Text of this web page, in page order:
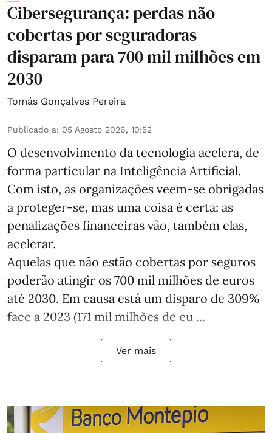
Cibersegurança: perdas não
cobertas por seguradoras
disparam para 700 mil milhões em
2030
Tomás Gonçalves Pereira
Publicado a: 05 Agosto 2026, 10:52
O desenvolvimento da tecnologia acelera, de
forma particular na Inteligência Artificial.
Com isto, as organizações veem-se obrigadas
a proteger-se, mas uma coisa é certa: as
penalizações financeiras vão, também elas,
acelerar.
Aquelas que não estão cobertas por seguros
poderão atingir os 700 mil milhões de euros
até 2030. Em causa está um disparo de 309%
face a 2023 (171 mil milhões de eu ...
Ver mais